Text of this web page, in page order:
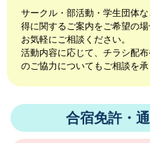
サークル・部活動・学生団体
得に関するご案内をご希望の場
お気軽にご相談ください。
活動内容に応じて、チラシ配
のご協力についてもご相談を承
合宿免許・